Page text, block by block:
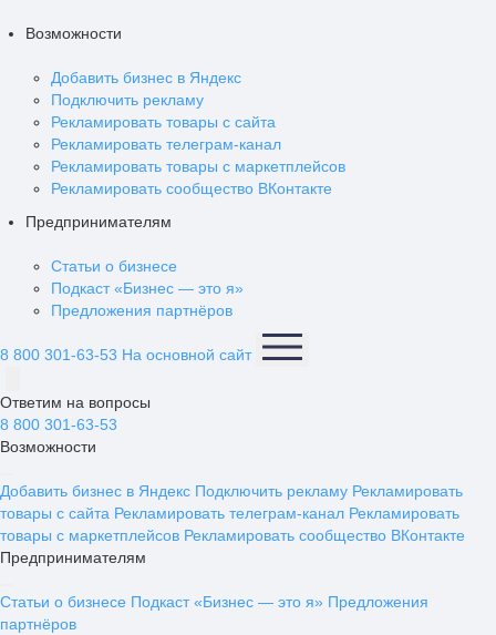
Возможности
Добавить бизнес в Яндекс
Подключить рекламу
Рекламировать товары с сайта
Рекламировать телеграм-канал
Рекламировать товары с маркетплейсов
Рекламировать сообщество ВКонтакте
Предпринимателям
Статьи о бизнесе
Подкаст «Бизнес — это я»
Предложения партнёров
8 800 301-63-53 На основной сайт
Ответим на вопросы
8 800 301-63-53
Возможности
Добавить бизнес в Яндекс Подключить рекламу Рекламировать
товары с сайта Рекламировать телеграм-канал Рекламировать
товары с маркетплейсов Рекламировать сообщество ВКонтакте
Предпринимателям
Статьи о бизнесе Подкаст «Бизнес — это я» Предложения
партнёров